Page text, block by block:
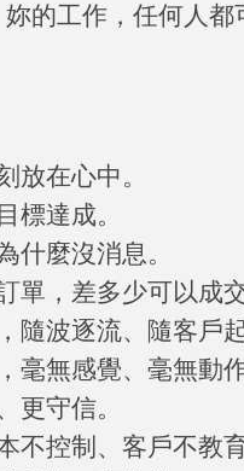
的工作，任何人都
放在心中。
標達成。
什麼沒消息。
單，差多少可以成交
隨波逐流、隨客戶起
毫無感覺、毫無動作
更守信。
不控制、客戶不教育